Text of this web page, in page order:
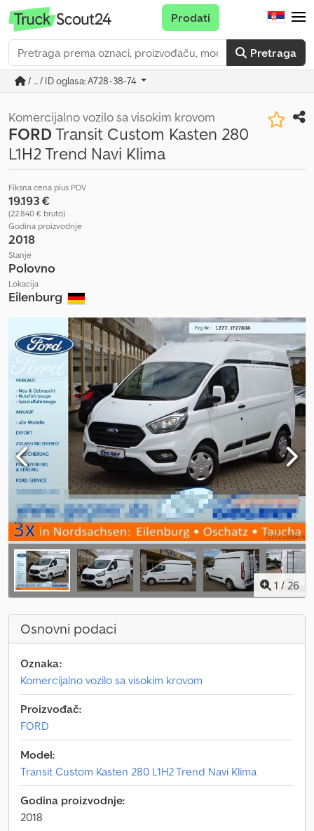
Pretraga
Prodati
/ ... / ID oglasa: A728-38-74
Komercijalno vozilo sa visokim krovom
FORDTransit Custom Kasten 280
L1H2 Trend Navi Klima
Fiksna cena plus PDV
19.193 €
(22.840 € bruto)
Godina proizvodnje
2018
Stanje
Polovno
Lokacija
Eilenburg
1 / 26
Osnovni podaci
Oznaka:
Komercijalno vozilo sa visokim krovom
Proizvođač:
FORD
Model:
Transit Custom Kasten 280 L1H2 Trend Navi Klima
Godina proizvodnje:
2018